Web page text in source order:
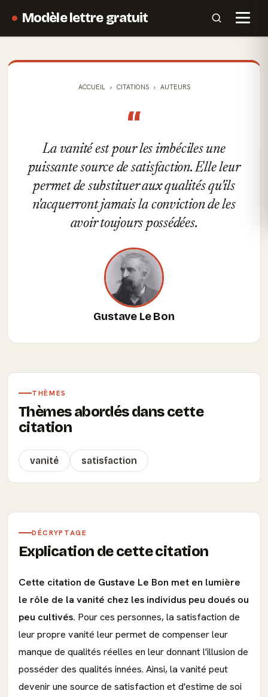
Modèle lettre gratuit
ACCUEIL CITATIONS AUTEURS
“
La vanité est pour les imbéciles une
puissante source de satisfaction. Elle leur
permet de substituer aux qualités qu'ils
n'acquerront jamais la conviction de les
avoir toujours possédées.
Gustave Le Bon
THÈMES
Thèmes abordés dans cette
citation
vanité satisfaction
DÉCRYPTAGE
Explication de cette citation
Cette citation de Gustave Le Bon met en lumière
le rôle de la vanité chez les individus peu doués ou
peu cultivés. Pour ces personnes, la satisfaction de
leur propre vanité leur permet de compenser leur
manque de qualités réelles en leur donnant l'illusion de
posséder des qualités innées. Ainsi, la vanité peut
devenir une source de satisfaction et d'estime de soi